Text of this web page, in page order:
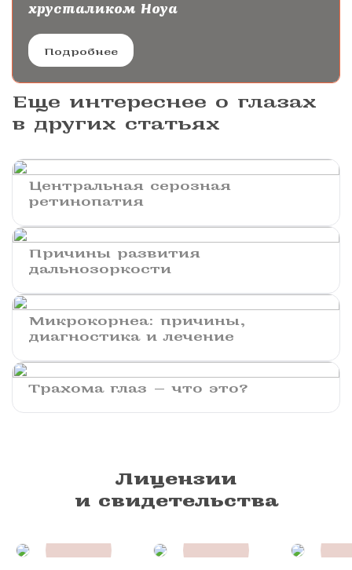
хрусталиком Hoya
Подробнее
Еще интереснее о глазах
в других статьях
Центральная серозная
ретинопатия
Причины развития
дальнозоркости
Микрокорнеа: причины,
диагностика и лечение
Трахома глаз — что это?
Лицензии
и свидетельства